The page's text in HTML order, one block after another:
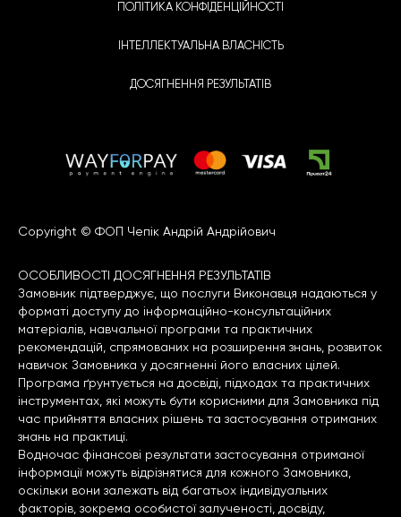
ПОЛІТИКА КОНФІДЕНЦІЙНОСТІ
ІНТЕЛЛЕКТУАЛЬНА ВЛАСНІСТЬ
ДОСЯГНЕННЯ РЕЗУЛЬТАТІВ
Copyright © ФОП Чепік Андрій Андрійович
ОСОБЛИВОСТІ ДОСЯГНЕННЯ РЕЗУЛЬТАТІВ
Замовник підтверджує, що послуги Виконавця надаються у
форматі доступу до інформаційно-консультаційних
матеріалів, навчальної програми та практичних
рекомендацій, спрямованих на розширення знань, розвиток
навичок Замовника у досягненні його власних цілей.
Програма ґрунтується на досвіді, підходах та практичних
інструментах, які можуть бути корисними для Замовника під
час прийняття власних рішень та застосування отриманих
знань на практиці.
Водночас фінансові результати застосування отриманої
інформації можуть відрізнятися для кожного Замовника,
оскільки вони залежать від багатьох індивідуальних
факторів, зокрема особистої залученості, досвіду,